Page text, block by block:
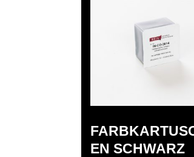
EN SCHWARZ